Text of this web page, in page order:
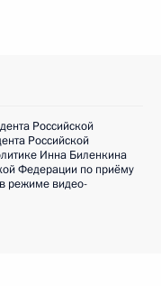
Российской
Российской
Инна Биленкина
Федерации по приёму
режиме видео-